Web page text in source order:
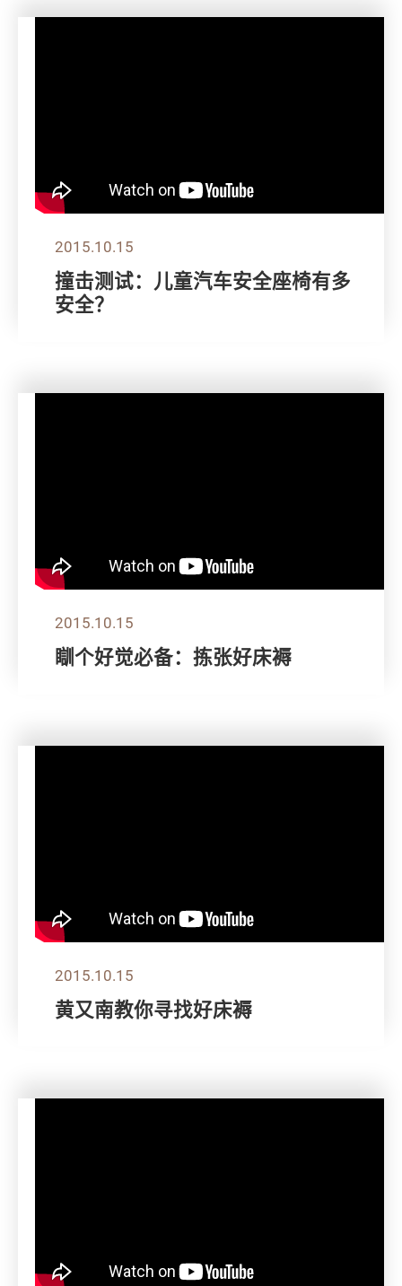
2015.10.15
撞击测试：儿童汽车安全座椅有多
安全？
2015.10.15
瞓个好觉必备：拣张好床褥
2015.10.15
黄又南教你寻找好床褥